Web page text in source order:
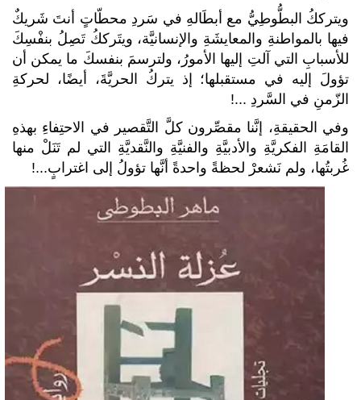
ويترككُ البطُّوطِيُّ مع أبطَالهِ في سَردِ محطّاتٍ أنتَ شَريكٌ
فيها بالمواطنةِ والمعايشَةِ والإنسانيَّة، ويتَرككُ تَصِلُ بنفْسِكَ
للأسبابِ التي آلتِ إليها الأمورُ، ولترسمَ بنفسكَ ما يمكن أن
تؤولَ إليه في مستقبلها؛ إذ يتركُ الحريَّةَ، أيضًا، لحركةِ
الزّمنِ في السَّردِ ...!
وفي الحقيقةِ، إنَّنا مقصِّرون كلَّ التَّقصير في الاحتِفاءِ بهذهِ
القامَةِ الفكريَّةِ والأدبيَّةِ والفنيَّةِ والنَّقديَّةِ التي لم تَنَلْ منها
غُربتُها، ولم نَشعرْ لحظةً واحدةً أنَّها تؤولُ إلى اغترابٍ...!